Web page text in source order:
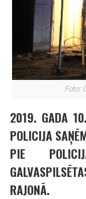
Foto:
2019. GADA
POLICIJA
PIE
RAJONĀ.